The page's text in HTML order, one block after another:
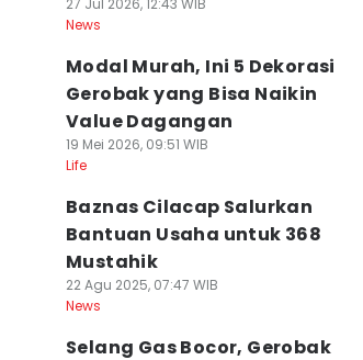
27 Jul 2026, 12:43 WIB
News
Modal Murah, Ini 5 Dekorasi
Gerobak yang Bisa Naikin
Value Dagangan
19 Mei 2026, 09:51 WIB
Life
Baznas Cilacap Salurkan
Bantuan Usaha untuk 368
Mustahik
22 Agu 2025, 07:47 WIB
News
Selang Gas Bocor, Gerobak